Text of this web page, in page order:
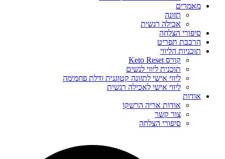
מאמרים
תזונה
אכילה רגשית
סיפורי הצלחה
הרכבת תפריט
תוכניות הליווי
קורס Keto Reset
תוכנית ליווי לנשים
ליווי אישי לתזונה קטוגנית ודלת פחמימה
ליווי אישי לאכילה רגשית
אודות
אודות אריה הרשקו
צור קשר
סיפורי הצלחה